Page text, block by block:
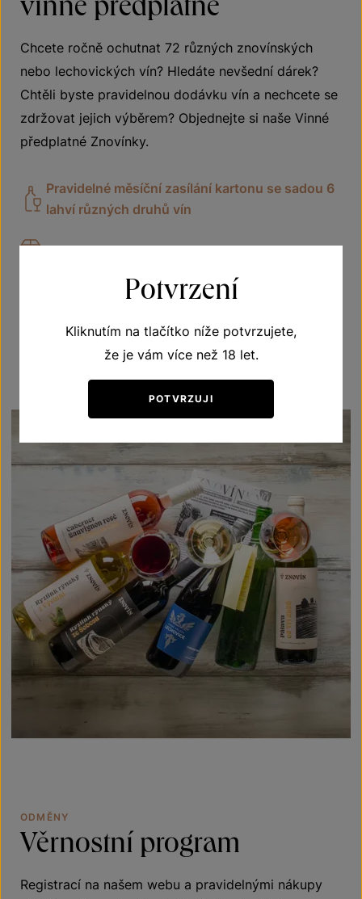
Chcete ročně ochutnat 72 různých znovínských
nebo lechovických vín? Hledáte nevšední dárek?
Chtěli byste pravidelnou dodávku vín a nechcete se
zdržovat jejich výběrem? Objednejte si naše Vinné
předplatné Znovínky.
Pravidelné měsíční zasílání kartonu se sadou 6
lahví různých druhů vín
Vhodné jako dárek
VÍCE O PŘEDPLATNÉM
ODMĚNY
Věrnostníprogram
Registrací na našem webu a pravidelnými nákupy
Potvrzení
Kliknutím na tlačítko níže potvrzujete,
že je vám více než 18 let.
POTVRZUJI